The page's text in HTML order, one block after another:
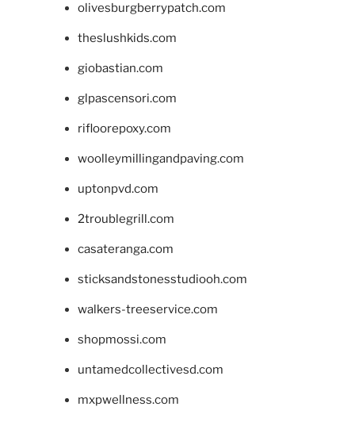
olivesburgberrypatch.com
theslushkids.com
giobastian.com
glpascensori.com
rifloorepoxy.com
woolleymillingandpaving.com
uptonpvd.com
2troublegrill.com
casateranga.com
sticksandstonesstudiooh.com
walkers-treeservice.com
shopmossi.com
untamedcollectivesd.com
mxpwellness.com